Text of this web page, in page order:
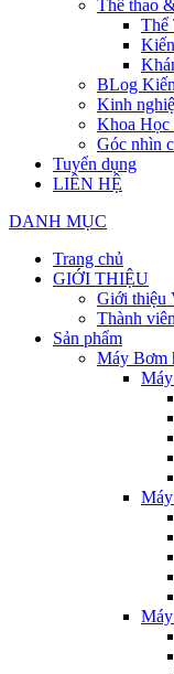
Thể thao
Thể
BLog
Kinh
Khoa
Góc nhìn
Tuyển dụng
LIÊN HỆ
DANH MỤC
Trang chủ
GIỚI THIỆU
Giới thiệu
Thành viên
Sản phẩm
Máy Bơm